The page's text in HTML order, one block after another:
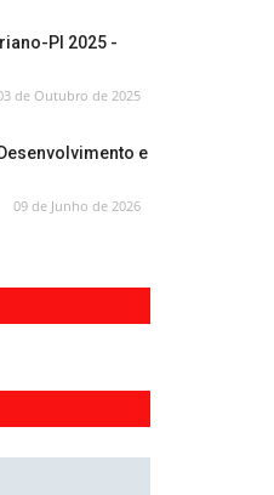
PI 2025 -
de Outubro de 2025
e
09 de Junho de 2026